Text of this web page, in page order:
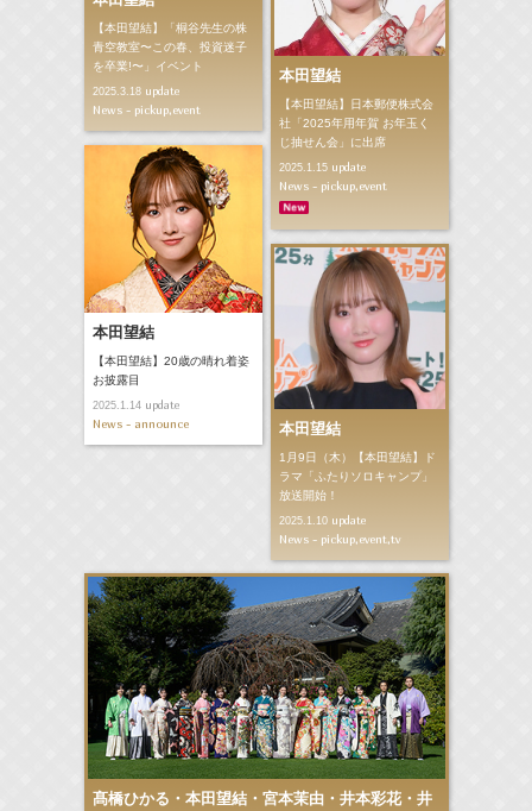
【本田望結】「桐谷先生の株
青空教室〜この春、投資迷子
を卒業!〜」イベント
2025.3.18update
News - pickup,event
本田望結
【本田望結】日本郵便株式会
社「2025年用年賀 お年玉く
じ抽せん会」に出席
2025.1.15update
News - pickup,event
本田望結
【本田望結】20歳の晴れ着姿
お披露目
2025.1.14update
News - announce 本田望結
1月9日（木）【本田望結】ド
ラマ「ふたりソロキャンプ」
放送開始！
2025.1.10update
News - pickup,event,tv
髙橋ひかる・本田望結・宮本茉由・井本彩花・井